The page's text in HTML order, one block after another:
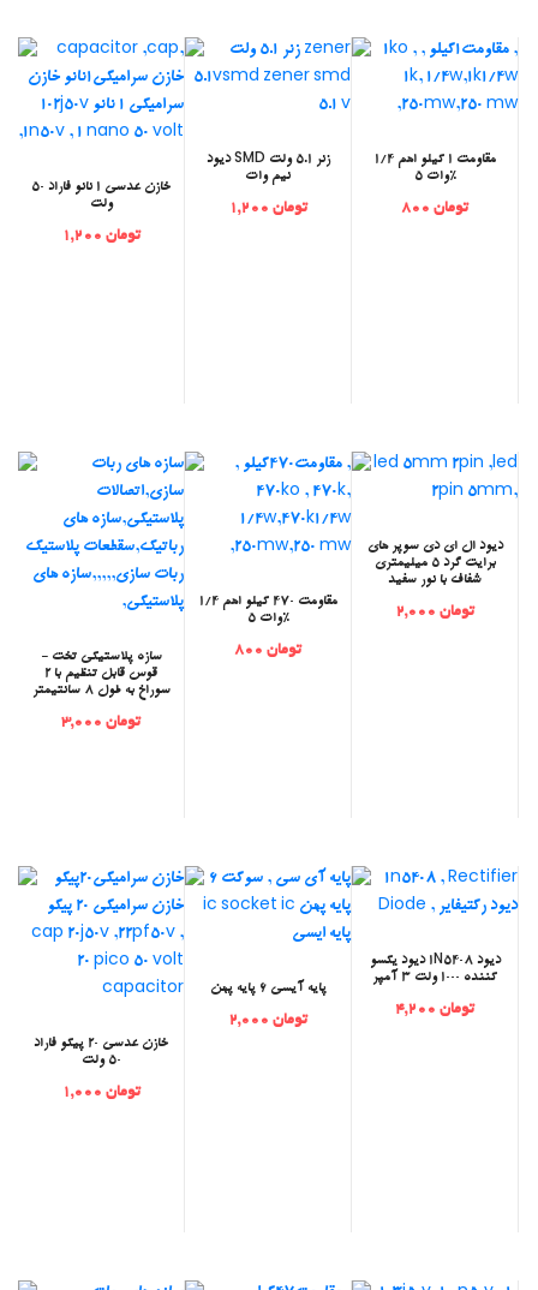
خازن عدسی 1 نانو فاراد 50
ولت
تومان 1,200
دیود SMD زنر 5.1 ولت
نیم وات
تومان 1,200
مقاومت 1 کیلو اهم 1/4
وات 5%
تومان 800
‫سازه پلاستیکی تخت -
قوس قابل تنظیم با 2
سوراخ به طول 8 سانتیمتر
تومان 3,000
مقاومت 470 کیلو اهم 1/4
وات 5%
تومان 800
‫دیود ال ای دی سوپر های
برایت گرد 5 میلیمتری
شفاف با نور سفید
تومان 2,000
خازن عدسی 20 پیکو فاراد
50 ولت
تومان 1,000
پایه آیسی 6 پایه پهن
تومان 2,000
‫دیود 1N5408 دیود یکسو
کننده 1000 ولت 3 آمپر
تومان 4,200